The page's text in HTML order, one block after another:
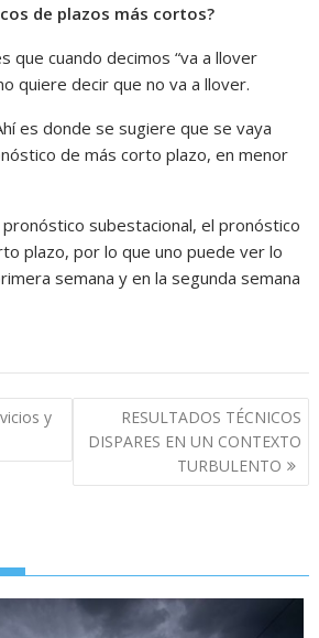
de plazos más cortos?
que cuando decimos “va a llover
quiere decir que no va a llover.
es donde se sugiere que se vaya
de más corto plazo, en menor
subestacional, el pronóstico
plazo, por lo que uno puede ver lo
semana y en la segunda semana
y
RESULTADOS TÉCNICOS
DISPARES EN UN CONTEXTO
TURBULENTO